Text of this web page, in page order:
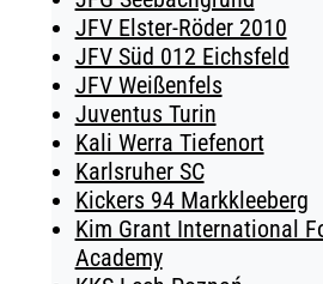
JFV Elster-Röder 2010
JFV Süd 012 Eichsfeld
JFV Weißenfels
Juventus Turin
Kali Werra Tiefenort
Karlsruher SC
Kickers 94 Markkleeberg
Kim Grant International
Academy